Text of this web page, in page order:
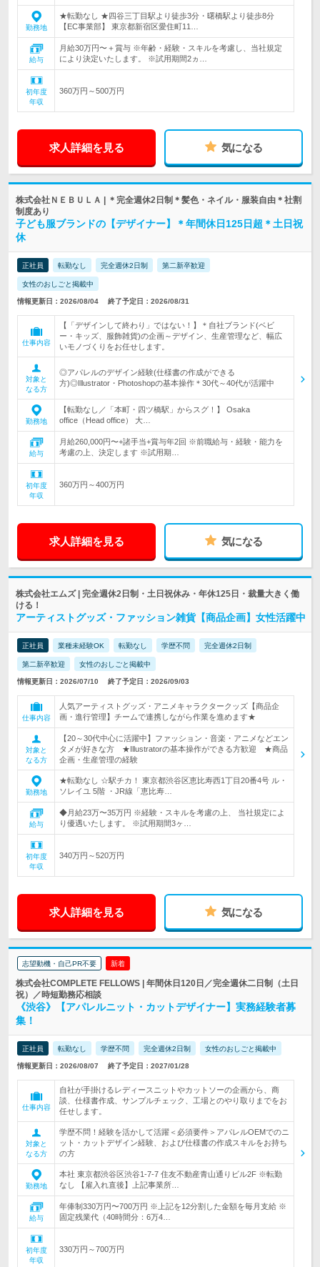
勤務地
★転勤なし ★四谷三丁目駅より徒歩3分・曙橋駅より徒歩8分
【EC事業部】 東京都新宿区愛住町11…
給与
月給30万円〜＋賞与 ※年齢・経験・スキルを考慮し、当社規定
により決定いたします。 ※試用期間2ヵ…
初年度
年収
360万円～500万円
求人詳細を見る 気になる
株式会社ＮＥＢＵＬＡ | ＊完全週休2日制＊髪色・ネイル・服装自由＊社割
制度あり
子ども服ブランドの【デザイナー】＊年間休日125日超＊土日祝
休
正社員 転勤なし 完全週休2日制 第二新卒歓迎
女性のおしごと掲載中
情報更新日：2026/08/04 終了予定日：2026/08/31
仕事内容
【「デザインして終わり」ではない！】＊自社ブランド(ベビ
ー・キッズ、服飾雑貨)の企画～デザイン、生産管理など、幅広
いモノづくりをお任せします。
対象と
なる方
◎アパレルのデザイン経験(仕様書の作成ができる
方)◎Illustrator・Photoshopの基本操作＊30代～40代が活躍中
勤務地
【転勤なし／「本町・四ツ橋駅」からスグ！】 Osaka
office（Head office） 大…
給与
月給260,000円〜+諸手当+賞与年2回 ※前職給与・経験・能力を
考慮の上、決定します ※試用期…
初年度
年収
360万円～400万円
求人詳細を見る 気になる
株式会社エムズ | 完全週休2日制・土日祝休み・年休125日・裁量大きく働
ける！
アーティストグッズ・ファッション雑貨【商品企画】女性活躍中
正社員 業種未経験OK 転勤なし 学歴不問 完全週休2日制
第二新卒歓迎 女性のおしごと掲載中
情報更新日：2026/07/10 終了予定日：2026/09/03
仕事内容
人気アーティストグッズ・アニメキャラクタークッズ【商品企
画・進行管理】チームで連携しながら作業を進めます★
対象と
なる方
【20～30代中心に活躍中】ファッション・音楽・アニメなどエン
タメが好きな方 ★Illustratorの基本操作ができる方歓迎 ★商品
企画・生産管理の経験
勤務地
★転勤なし ☆駅チカ！ 東京都渋谷区恵比寿西1丁目20番4号 ル・
ソレイユ 5階 ・JR線「恵比寿…
給与
◆月給23万〜35万円 ※経験・スキルを考慮の上、 当社規定によ
り優遇いたします。 ※試用期間3ヶ…
初年度
年収
340万円～520万円
求人詳細を見る 気になる
志望動機・自己PR不要 新着
株式会社COMPLETE FELLOWS | 年間休日120日／完全週休二日制（土日
祝）／時短勤務応相談
《渋谷》【アパレルニット・カットデザイナー】実務経験者募
集！
正社員 転勤なし 学歴不問 完全週休2日制 女性のおしごと掲載中
情報更新日：2026/08/07 終了予定日：2027/01/28
仕事内容
自社が手掛けるレディースニットやカットソーの企画から、商
談、仕様書作成、サンプルチェック、工場とのやり取りまでをお
任せします。
対象と
なる方
学歴不問！経験を活かして活躍＜必須要件＞アパレルOEMでのニ
ット・カットデザイン経験、および仕様書の作成スキルをお持ち
の方
勤務地
本社 東京都渋谷区渋谷1-7-7 住友不動産青山通りビル2F ※転勤
なし 【雇入れ直後】上記事業所…
給与
年俸制330万円〜700万円 ※上記を12分割した金額を毎月支給 ※
固定残業代（40時間分：6万4…
初年度
年収
330万円～700万円